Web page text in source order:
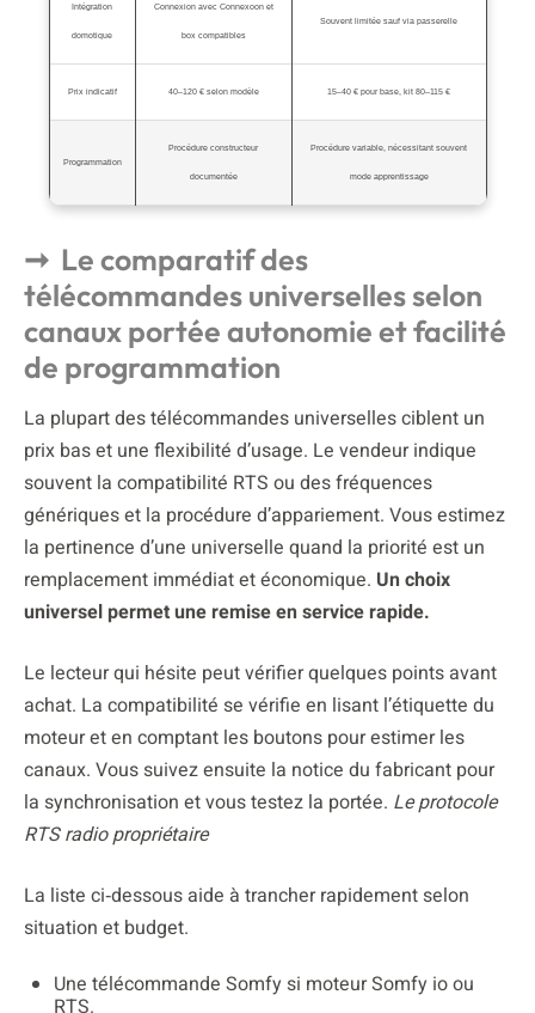
Intégration
domotique
Connexion avec Connexoon et
box compatibles
Souvent limitée sauf via passerelle
Prix indicatif 40–120 € selon modèle 15–40 € pour base, kit 80–115 €
Programmation
Procédure constructeur
documentée
Procédure variable, nécessitant souvent
mode apprentissage
Le comparatif des
télécommandes universelles selon
canaux portée autonomie et facilité
de programmation
La plupart des télécommandes universelles ciblent un
prix bas et une flexibilité d’usage. Le vendeur indique
souvent la compatibilité RTS ou des fréquences
génériques et la procédure d’appariement. Vous estimez
la pertinence d’une universelle quand la priorité est un
remplacement immédiat et économique. Un choix
universel permet une remise en service rapide.
Le lecteur qui hésite peut vérifier quelques points avant
achat. La compatibilité se vérifie en lisant l’étiquette du
moteur et en comptant les boutons pour estimer les
canaux. Vous suivez ensuite la notice du fabricant pour
la synchronisation et vous testez la portée. Le protocole
RTS radio propriétaire
La liste ci‑dessous aide à trancher rapidement selon
situation et budget.
Une télécommande Somfy si moteur Somfy io ou
RTS.